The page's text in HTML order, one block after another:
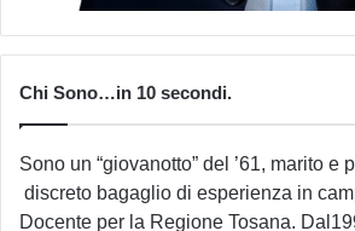
Chi Sono…in 10 secondi.
Sono un “giovanotto” del ’61, marito e
discreto bagaglio di esperienza in
Docente per la Regione Tosana.